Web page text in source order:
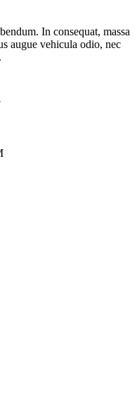
In consequat, massa
augue vehicula odio, nec